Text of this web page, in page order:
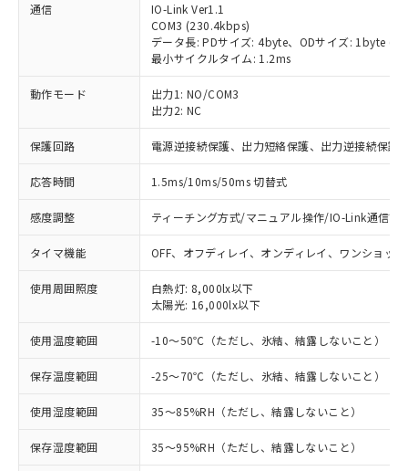
通信
IO-Link Ver1.1
COM3 (230.4kbps)
データ長: PDサイズ: 4byte、ODサイズ: 1byte
最小サイクルタイム: 1.2ms
動作モード
出力1: NO/COM3
出力2: NC
保護回路 電源逆接続保護、出力短絡保護、出力逆接続保護
応答時間 1.5ms/10ms/50ms 切替式
感度調整 ティーチング方式/マニュアル操作/IO-Link通信で
タイマ機能 OFF、オフディレイ、オンディレイ、ワンショット
使用周囲照度
白熱灯: 8,000lx以下
太陽光: 16,000lx以下
使用温度範囲 -10～50℃（ただし、氷結、結露しないこと）
保存温度範囲 -25～70℃（ただし、氷結、結露しないこと）
使用湿度範囲 35～85%RH（ただし、結露しないこと）
保存湿度範囲 35～95%RH（ただし、結露しないこと）
ご利用条件
以下の条件をお読みいただき、同意のうえ
ご利用ください。
本サービスは、当社制御機器事業取扱
商品の当社在庫状況および標準価格
(税抜)を提供させていただくもので
当社制御機器事業取扱商品の中には、
本サービスの対象外となる商品もある
ことをご了承ください。
※1 対応状況
非含有に対応した製品が提供可能な商品で
対応予定：EU RoHS指令（10物質）の非含
有に対応した製品に切り替える予定のある
商品です。
対応予定なし：EU RoHS指令（10物質）の
非含有に非対応の商品で、対応品を出す予
定はありません。
非含有の対応状況を調査中または確認中の
商品です。
害物質有無と関係のない商品です。
仕入先様の事情により、非含有部品として
いたものが、含有品と判明した場合などや
むを得ず変更することがあります。
※1 中国RoHS○×表
「○」：最大均質材料含有率が中国RoHSの
基準値以下であることを示します。
基準値を超えていることを示します。
「－」：未確認です。当社販売部門へお問
当社は、これら貴社製品のうち、外国